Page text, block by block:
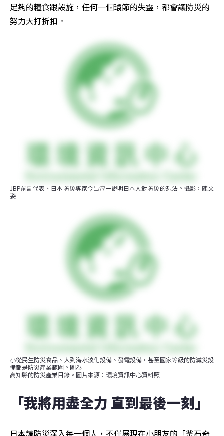
足夠的糧食跟設施，任何一個環節的失靈，都會讓防災的
努力大打折扣。
JBP前副代表、日本防災專家今出淳一說明日本人對防災的想法。攝影：陳文
姿
小從民生防災食品、大到海水淡化設備、發電設備，甚至國家等級的防減災設
備都是防災產業範圍。圖為
高知縣的防災產業目錄。圖片來源：環境資訊中心資料照
「我將用盡全力 直到最後一刻」